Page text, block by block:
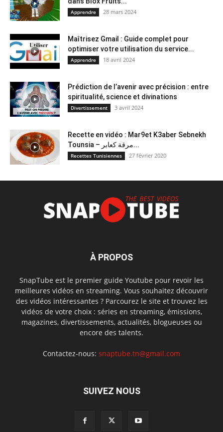
Apprendre 28 mars 2024
Maîtrisez Gmail : Guide complet pour
optimiser votre utilisation du service...
Apprendre 18 avril 2024
Prédiction de l’avenir avec précision : entre
spiritualité, science et divinations
Divertissement 3 avril 2024
Recette en vidéo : Mar9et K3aber Sebnekh
Tounsia – مرقة كعابر...
Recettes Tunisiennes 27 février 2020
À PROPOS
SnapTube est le premier guide Youtube pour revoir les
meilleures vidéos en streaming. Vous souhaitez découvrir
des vidéos intéressantes ? Parcourez le site et trouvez les
vidéos de votre choix : séries en streaming, émissions,
magazines, divertissements, actualités, blogueuses ou
encore des talents.
Contactez-nous: snaptube.tn@gmail.com
SUIVEZ NOUS